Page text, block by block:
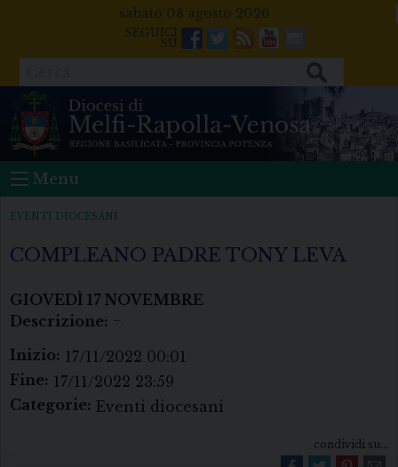
sabato 08 agosto 2026
Facebook
Twitter
FeedsYoutube
Mail
Menu
EVENTI DIOCESANI
COMPLEANO PADRE TONY LEVA
GIOVEDÌ 17 NOVEMBRE
Descrizione: –
Inizio: 17/11/2022 00:01
Fine: 17/11/2022 23:59
Categorie: Eventi diocesani
condividi su...